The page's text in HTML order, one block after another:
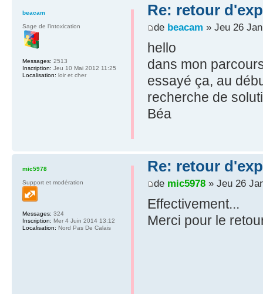
Re: retour
de beacam » Jeu 26
hello
dans mon
essayé ça, au
recherche de
Béa
beacam
Sage de l'intoxication
Messages: 2513
Inscription: Jeu 10 Mai 2012 11:25
Localisation: loir et cher
Re: retour
de mic5978» Jeu 26
Effectivement...
Merci pour le
mic5978
Support et modération
Messages: 324
Inscription: Mer 4 Juin 2014 13:12
Localisation: Nord Pas De Calais